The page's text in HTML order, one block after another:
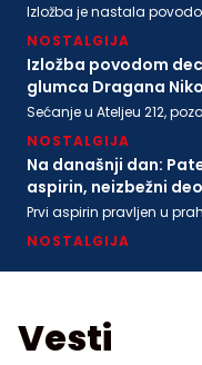
Izložba je nastala
Matice srpske
NOSTALGIJA
Izložba povodom
glumca Dragana
Sećanje u Ateljeu 212,
NOSTALGIJA
Na današnji dan:
aspirin, neizbežni
Prvi aspirin pravljen u
NOSTALGIJA
Vesti